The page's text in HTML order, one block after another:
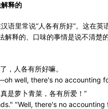
释的
语里常说“人各有所好”。这在
解释的、口味的事情是说不清楚
人各有所好嘛。
well, there's no accounting
是萝卜青菜，各有所爱！”
"Well, there's no accounting